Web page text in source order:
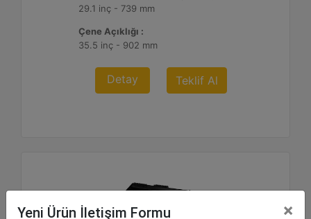
29.1 inç - 739 mm
Çene Açıklığı :
35.5 inç - 902 mm
Detay Teklif Al
Yeni Ürün İletişim Formu ×